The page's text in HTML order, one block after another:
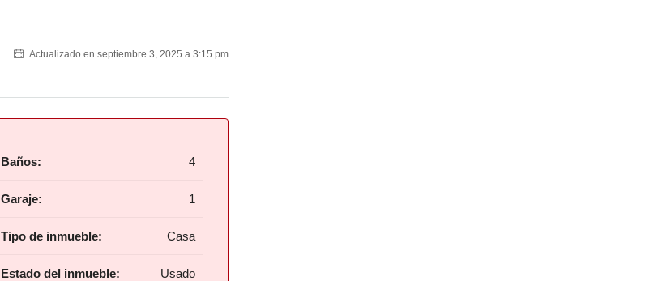
Actualizado en septiembre 3, 2025 a 3:15 pm
Baños: 4
Garaje: 1
Tipo de inmueble: Casa
Estado del inmueble: Usado